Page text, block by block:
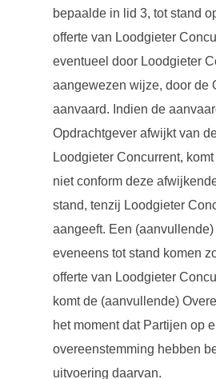
bepaalde in lid 3, tot stand
offerte van Loodgieter
eventueel door Loodgieter
aangewezen wijze, door de
aanvaard. Indien de
Opdrachtgever afwijkt van
Loodgieter Concurrent,
niet conform deze
stand, tenzij Loodgieter
aangeeft. Een
eveneens tot stand komen
offerte van Loodgieter
komt de (aanvullende)
het moment dat Partijen op
overeenstemming hebben
uitvoering daarvan.